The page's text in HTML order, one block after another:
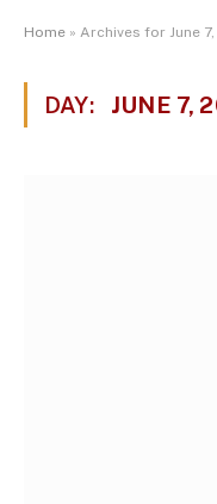
Home » Archives for June 7,
DAY: JUNE 7,